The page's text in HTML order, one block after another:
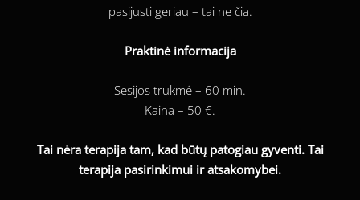
pasijusti geriau – tai ne čia.
Praktinė informacija
Sesijos trukmė – 60 min.
Kaina – 50 €.
Tai nėra terapija tam, kad būtų patogiau gyventi. Tai
terapija pasirinkimui ir atsakomybei.